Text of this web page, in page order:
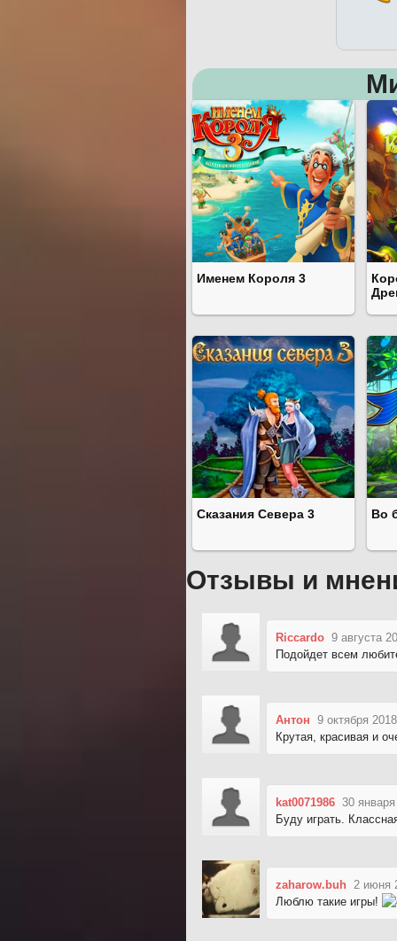
Именем Короля 3
Сказания Севера 3 Во
Отзывы и
Riccardo 9 августа
Подойдет всем
Антон 9 октября
Крутая, красивая и
kat0071986 30
Буду играть.
zaharow.buh 2 июня
Люблю такие игры!